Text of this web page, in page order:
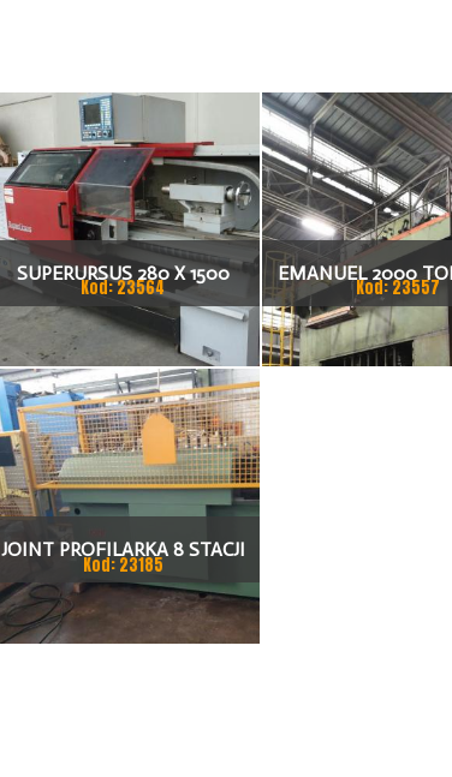
SUPERURSUS 280 X 1500
TOKARKA
Kod: 23564
EMANUEL 2000
HYDRAULICZNA
Kod: 23557
JOINT PROFILARKA 8 STACJI
Kod: 23185